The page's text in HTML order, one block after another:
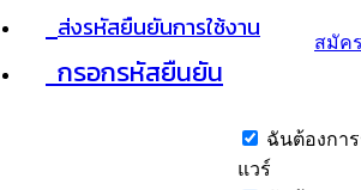
ส่งรหัสยืนยันการใช้งาน
กรอกรหัสยืนยัน
สมัค
ฉันต้องกา
แวร์